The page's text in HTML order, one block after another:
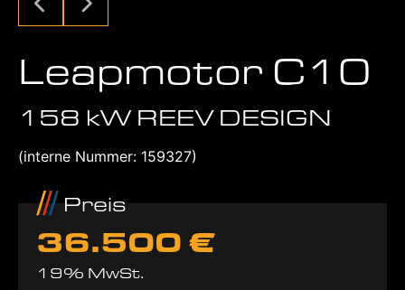
Leapmotor C10
158 kW REEV DESIGN
(interne Nummer: 159327)
Preis
36.500 €
19% MwSt.